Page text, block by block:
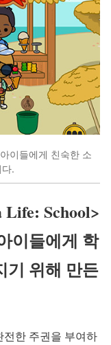
이들에게 친숙한 소
.
School>
이들에게 학
기 위해 만든
한 주권을 부여하